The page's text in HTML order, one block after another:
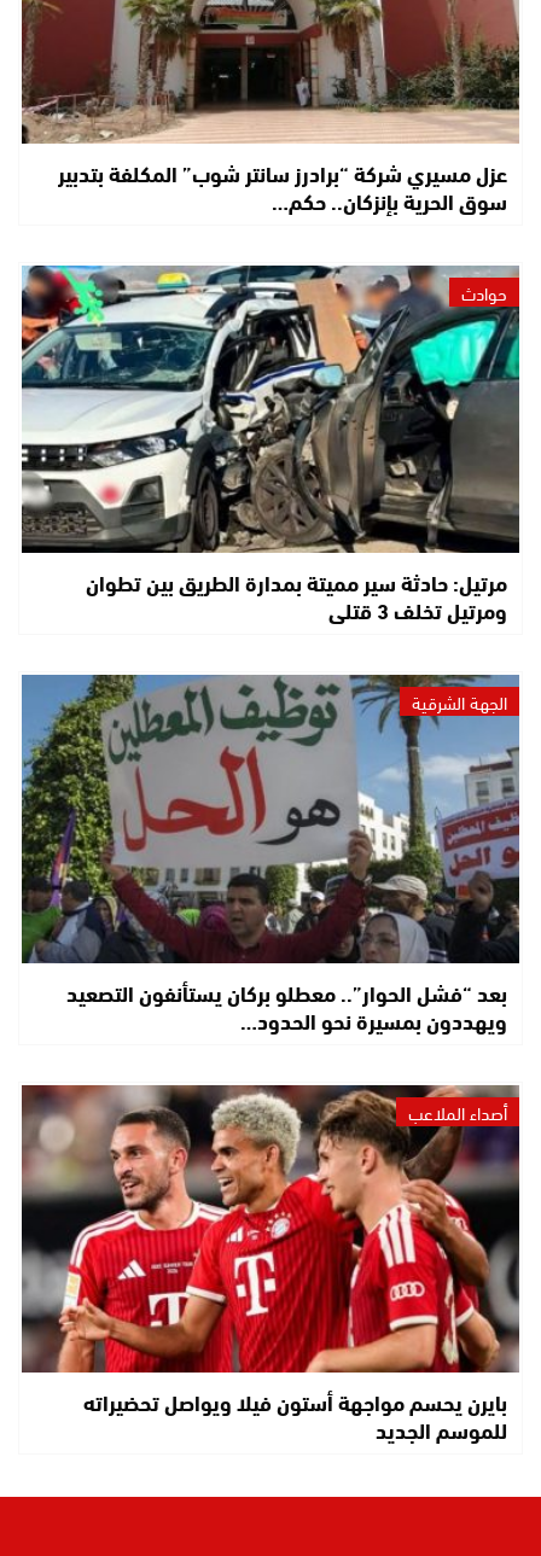
عزل مسيري شركة “برادرز سانتر شوب” المكلفة بتدبير
سوق الحرية بإنزكان.. حكم…
حوادث
مرتيل: حادثة سير مميتة بمدارة الطريق بين تطوان
ومرتيل تخلف 3 قتلى
الجهة الشرقية
بعد “فشل الحوار”.. معطلو بركان يستأنفون التصعيد
ويهددون بمسيرة نحو الحدود…
أصداء الملاعب
بايرن يحسم مواجهة أستون فيلا ويواصل تحضيراته
للموسم الجديد